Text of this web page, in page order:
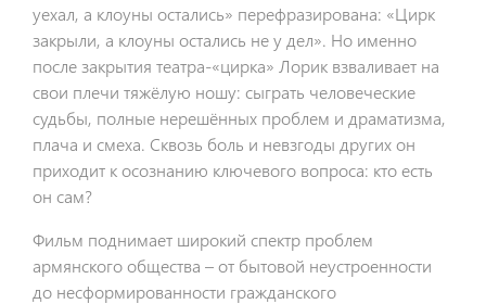
уехал, а клоуны остались» перефразирована: «Цирк
закрыли, а клоуны остались не у дел». Но именно
после закрытия театра-«цирка» Лорик взваливает на
свои плечи тяжёлую ношу: сыграть человеческие
судьбы, полные нерешённых проблем и драматизма,
плача и смеха. Сквозь боль и невзгоды других он
приходит к осознанию ключевого вопроса: кто есть
он сам?
Фильм поднимает широкий спектр проблем
армянского общества – от бытовой неустроенности
до несформированности гражданского